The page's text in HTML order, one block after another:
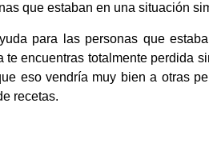
que estaban en una situación
para las personas que
encuentras totalmente perdida
eso vendría muy bien a otras
recetas.